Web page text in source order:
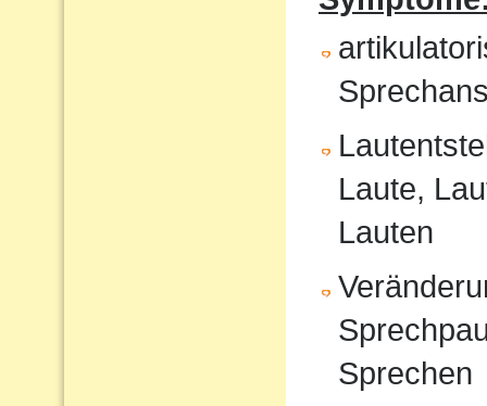
Laute,
Lauten
Sprechen